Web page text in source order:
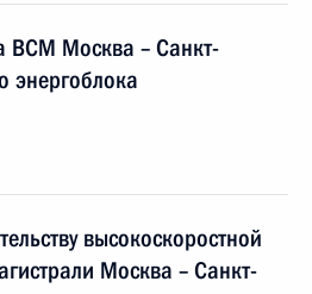
ВСМ Москва – Санкт-
энергоблока
высокоскоростной
Москва – Санкт-